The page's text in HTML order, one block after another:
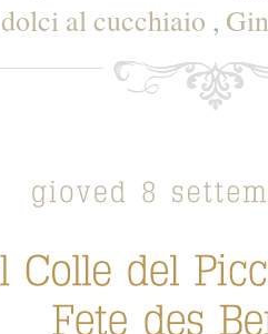
dolci al cucchiaio ,